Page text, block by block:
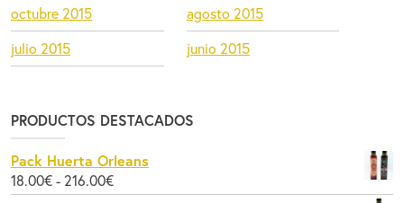
octubre 2015
agosto 2015
julio 2015
junio 2015
PRODUCTOS DESTACADOS
Pack Huerta Orleans
18.00€- 216.00€Rango